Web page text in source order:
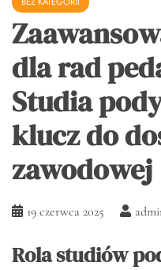
dla rad
Studia
klucz do
zawodowej
19 czerwca 2025
Rola studiów